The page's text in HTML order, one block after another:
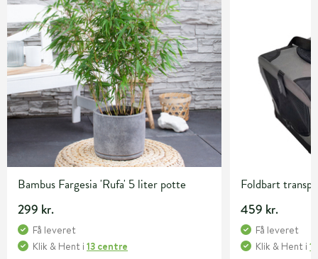
Bambus Fargesia 'Rufa' 5 liter potte
299 kr.
Få leveret
Klik & Hent i 13 centre
Foldbart
459 kr.
Få leveret
Klik & Hent i